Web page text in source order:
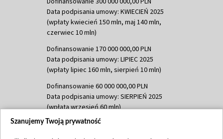
Data podpisania umowy: KWIECIEŃ 2025
(wpłaty kwiecień 150 mln, maj 140 mln,
czerwiec 10 mln)
Dofinansowanie 170 000 000,00 PLN
Data podpisania umowy: LIPIEC 2025
(wpłaty lipiec 160 mln, sierpień 10 mln)
Dofinansowanie 60 000 000,00 PLN
Data podpisania umowy: SIERPIEŃ 2025
(wpłata wrzesień 60 mln)
Dofinansowanie 635 783 051,21 PLN
Szanujemy Twoją prywatność